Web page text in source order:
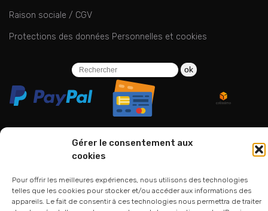
Gérer le consentement aux
cookies
Pour offrir les meilleures expériences, nous utilisons des technologies
telles que les cookies pour stocker et/ou accéder aux informations des
appareils. Le fait de consentir à ces technologies nous permettra de traiter
Raison sociale / CGV
Protections des données Personnelles et cookies
ok
01 75 33 00 85